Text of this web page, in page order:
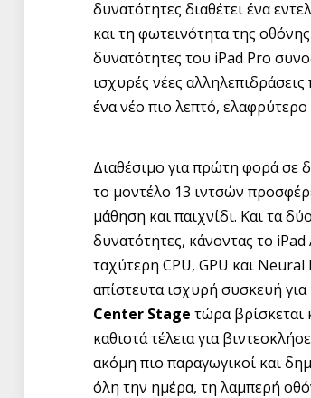
δυνατότητες διαθέτει ένα
και τη φωτεινότητα της
δυνατότητες του iPad Pro
ισχυρές νέες
ένα νέο πιο λεπτό, ελαφρύτερο
Διαθέσιμο για πρώτη φορά σε
το μοντέλο 13 ιντσών
μάθηση και παιχνίδι. Και τα
δυνατότητες, κάνοντας το
ταχύτερη CPU, GPU και
απίστευτα ισχυρή συσκευή για
Center Stage τώρα βρίσκεται
καθιστά τέλεια για
ακόμη πιο παραγωγικοί και
όλη την ημέρα, τη λαμπερή